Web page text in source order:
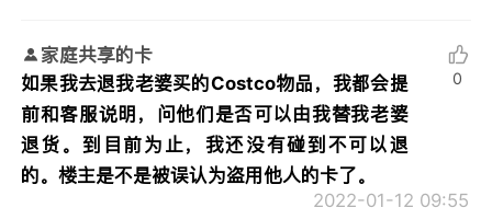
家庭共享的卡
如果我去退我老婆买的Costco物品，我都会提
前和客服说明，问他们是否可以由我替我老婆
退货。到目前为止，我还没有碰到不可以退
的。楼主是不是被误认为盗用他人的卡了。
2022-01-12 09:55
0